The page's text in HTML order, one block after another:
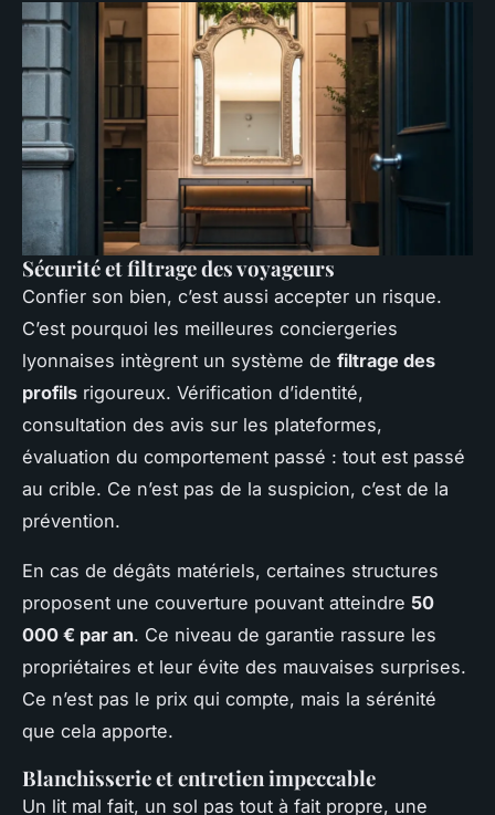
Sécurité et filtrage des voyageurs
Confier son bien, c’est aussi accepter un risque.
C’est pourquoi les meilleures conciergeries
lyonnaises intègrent un système de filtrage des
profils rigoureux. Vérification d’identité,
consultation des avis sur les plateformes,
évaluation du comportement passé : tout est passé
au crible. Ce n’est pas de la suspicion, c’est de la
prévention.
En cas de dégâts matériels, certaines structures
proposent une couverture pouvant atteindre 50
000 € par an. Ce niveau de garantie rassure les
propriétaires et leur évite des mauvaises surprises.
Ce n’est pas le prix qui compte, mais la sérénité
que cela apporte.
Blanchisserie et entretien impeccable
Un lit mal fait, un sol pas tout à fait propre, une